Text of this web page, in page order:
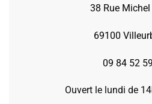
38 Rue Michel
69100
09 84 52
Ouvert le lundi de